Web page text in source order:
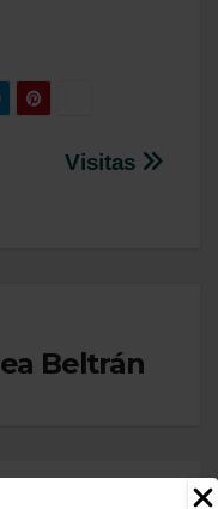
Visitas
Beltrán